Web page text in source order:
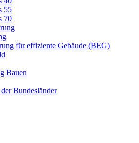
55
70
für effiziente Gebäude (BEG)
Bauen
Bundesländer